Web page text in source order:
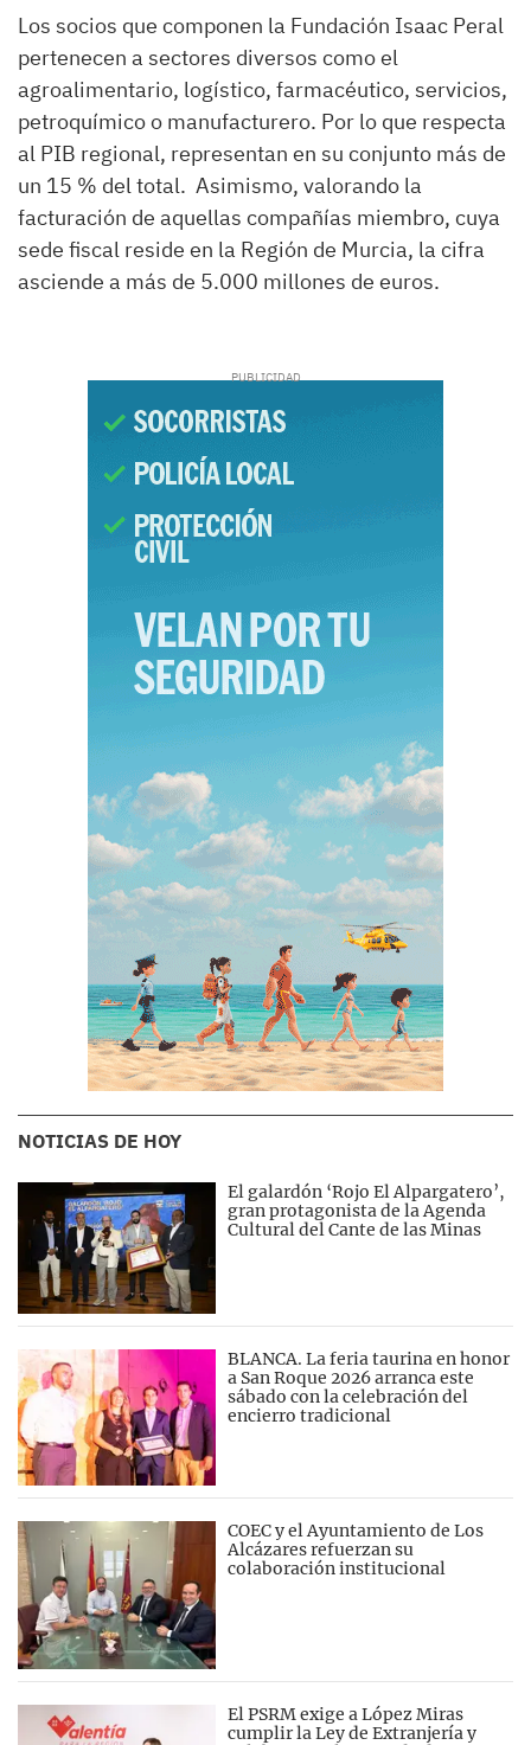
Los socios que componen la Fundación Isaac Peral
pertenecen a sectores diversos como el
agroalimentario, logístico, farmacéutico, servicios,
petroquímico o manufacturero. Por lo que respecta
al PIB regional, representan en su conjunto más de
un 15 % del total. Asimismo, valorando la
facturación de aquellas compañías miembro, cuya
sede fiscal reside en la Región de Murcia, la cifra
asciende a más de 5.000 millones de euros.
NOTICIAS DE HOY
El galardón ‘Rojo El Alpargatero’,
gran protagonista de la Agenda
Cultural del Cante de las Minas
BLANCA. La feria taurina en honor
a San Roque 2026 arranca este
sábado con la celebración del
encierro tradicional
COEC y el Ayuntamiento de Los
Alcázares refuerzan su
colaboración institucional
El PSRM exige a López Miras
cumplir la Ley de Extranjería y